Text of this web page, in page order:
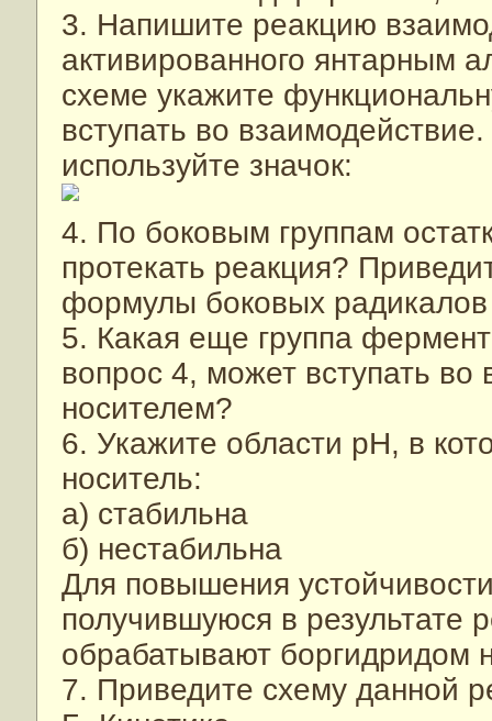
3. Напишите реакцию
активированного янтарным
схеме укажите
вступать во
используйте значок:
4. По боковым группам
протекать реакция?
формулы боковых
5. Какая еще группа
вопрос 4, может вступать
носителем?
6. Укажите области рН, в
носитель:
а) стабильна
б) нестабильна
Для повышения
получившуюся в результате
обрабатывают боргидридом
7. Приведите схему данной